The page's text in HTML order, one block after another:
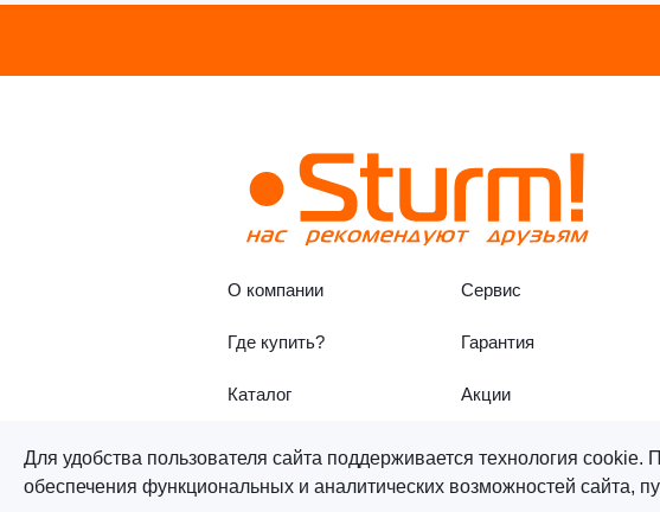
О компании Сервис
Где купить? Гарантия
Каталог Акции
Для удобства пользователя сайта поддерживается технология
обеспечения функциональных и аналитических возможностей сайта,